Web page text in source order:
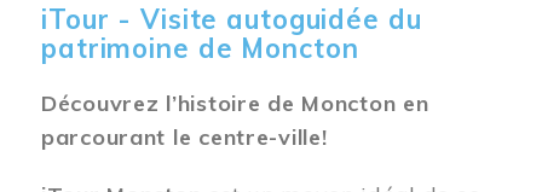
iTour - Visite autoguidée du
patrimoine de Moncton
Découvrez l’histoire de Moncton en
parcourant le centre-ville!